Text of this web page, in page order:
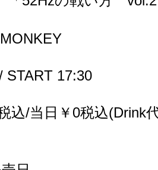
START 17:30
込/当日￥0税込(Drink